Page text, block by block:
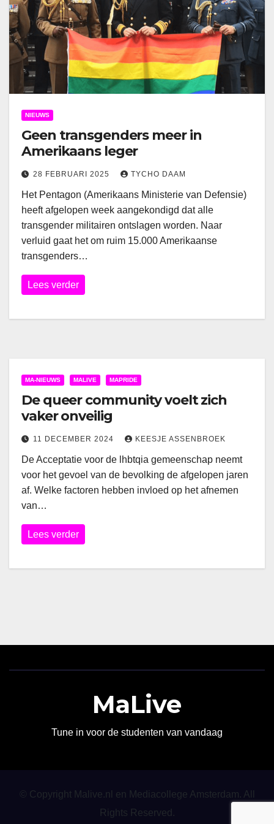
NIEUWS
Geen transgenders meer in
Amerikaans leger
28 FEBRUARI 2025 TYCHO DAAM
Het Pentagon (Amerikaans Ministerie van Defensie)
heeft afgelopen week aangekondigd dat alle
transgender militairen ontslagen worden. Naar
verluid gaat het om ruim 15.000 Amerikaanse
transgenders…
Lees verder
MA-NIEUWS MALIVE MAPRIDE
De queer community voelt zich
vaker onveilig
11 DECEMBER 2024 KEESJE ASSENBROEK
De Acceptatie voor de lhbtqia gemeenschap neemt
voor het gevoel van de bevolking de afgelopen jaren
af. Welke factoren hebben invloed op het afnemen
van…
Lees verder
MaLive
Tune in voor de studenten van vandaag
© Copyright Malive.nl en Mediacollege Amsterdam. All
Rights Reserved.